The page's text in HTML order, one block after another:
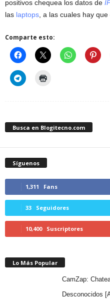
positivos chequea los datos de
las laptops , a las cuales hay
Comparte esto:
Busca en Blogitecno.com
Síguenos
1,311 Fans
33 Seguidores
10,400 Suscriptores
Lo Más Popular
CamZap:
Desconocidos